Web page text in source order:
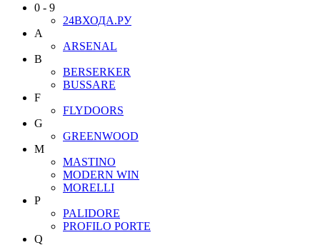
0 - 9
24ВХОДА.РУ
A
ARSENAL
B
BERSERKER
BUSSARE
F
FLYDOORS
G
GREENWOOD
M
MASTINO
MODERN WIN
MORELLI
P
PALIDORE
PROFILO PORTE
Q